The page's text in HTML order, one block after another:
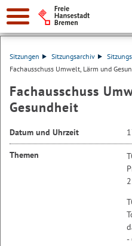
Suche:
Sitzungen Sitzungsarchiv
Fachausschuss Umwelt, Lärm und
Fachausschuss
Gesundheit
Datum und Uhrzeit
Themen
-